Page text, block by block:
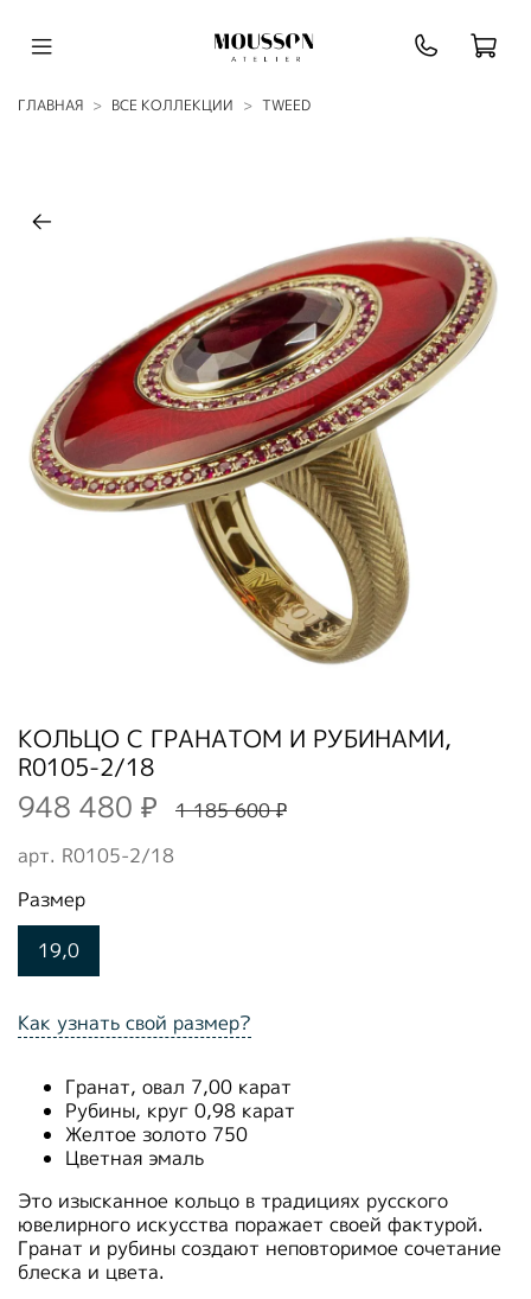
ГЛАВНАЯ ВСЕ КОЛЛЕКЦИИ TWEED
арт. R0105-2/18
КОЛЬЦО С ГРАНАТОМ И РУБИНАМИ,
R0105-2/18
948 480 ₽ 1 185 600 ₽
Как узнать свой размер?
Размер
19,0
Гранат, овал 7,00 карат
Рубины, круг 0,98 карат
Желтое золото 750
Цветная эмаль
Это изысканное кольцо в традициях русского
ювелирного искусства поражает своей фактурой.
Гранат и рубины создают неповторимое сочетание
блеска и цвета.